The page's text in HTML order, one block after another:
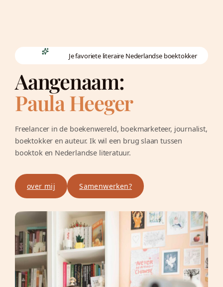
Je favoriete literaire Nederlandse boektokker
Aangenaam:
Paula Heeger
Freelancer in de boekenwereld, boekmarketeer, journalist,
boektokker en auteur. Ik wil een brug slaan tussen
booktok en Nederlandse literatuur.
over mij Samenwerken?